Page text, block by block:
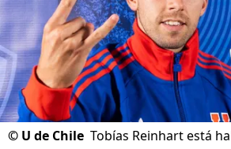
© U de Chile Tobías Reinhart está